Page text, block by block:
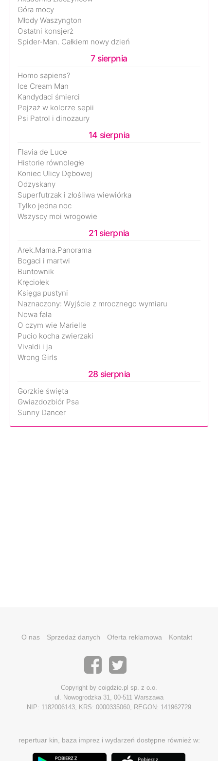
Góra mocy
Młody Waszyngton
Ostatni konsjerż
Spider-Man. Całkiem nowy dzień
7 sierpnia
Homo sapiens?
Ice Cream Man
Kandydaci śmierci
Pejzaż w kolorze sepii
Psi Patrol i dinozaury
14 sierpnia
Flavia de Luce
Historie równoległe
Koniec Ulicy Dębowej
Odzyskany
Superfutrzak i złośliwa wiewiórka
Tylko jedna noc
Wszyscy moi wrogowie
21 sierpnia
Arek.Mama.Panorama
Bogaci i martwi
Buntownik
Kręciołek
Księga pustyni
Naznaczony: Wyjście z mrocznego wymiaru
Nowa fala
O czym wie Marielle
Pucio kocha zwierzaki
Vivaldi i ja
Wrong Girls
28 sierpnia
Gorzkie święta
Gwiazdozbiór Psa
Sunny Dancer
O nas Sprzedaż danych Oferta reklamowa Kontakt
Copyright by coigdzie.pl sp. z o.o.
ul. Nowogrodzka 31, 00-511 Warszawa
NIP: 1182006143, KRS: 0000335060, REGON: 141962729
repertuar kin, baza imprez i wydarzeń dostępne również w: